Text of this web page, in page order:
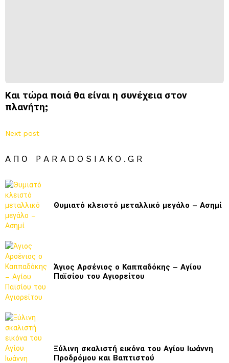
Και τώρα ποιά θα είναι η συνέχεια στον
πλανήτη;
Next post
ΑΠΌ PARADOSIAKO.GR
Θυμιατό κλειστό μεταλλικό μεγάλο – Ασημί
Άγιος Αρσένιος ο Καππαδόκης – Αγίου
Παϊσίου του Αγιορείτου
Ξύλινη σκαλιστή εικόνα του Αγίου Ιωάννη
Προδρόμου και Βαπτιστού